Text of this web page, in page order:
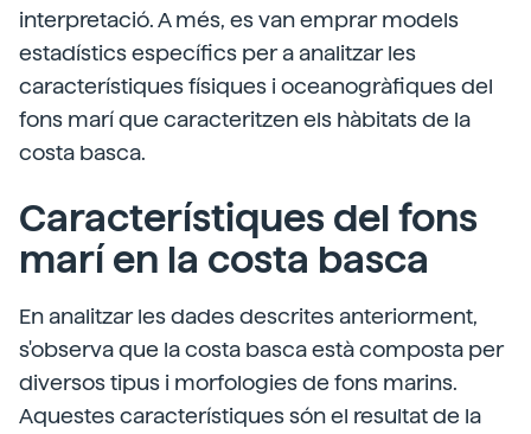
interpretació. A més, es van emprar models
estadístics específics per a analitzar les
característiques físiques i oceanogràfiques del
fons marí que caracteritzen els hàbitats de la
costa basca.
Característiques del fons
marí en la costa basca
En analitzar les dades descrites anteriorment,
s'observa que la costa basca està composta per
diversos tipus i morfologies de fons marins.
Aquestes característiques són el resultat de la